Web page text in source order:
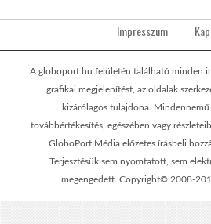
Impresszum
A globoport.hu felületén található minden
grafikai megjelenítést, az oldalak
kizárólagos tulajdona. Mindennemű
továbbértékesítés, egészében vagy
GloboPort Média előzetes írásbeli
Terjesztésük sem nyomtatott, sem
megengedett. Copyright© 2008-